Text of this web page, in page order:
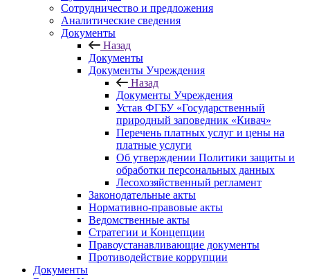
Сотрудничество и предложения
Аналитические сведения
Документы
Назад
Документы
Документы Учреждения
Назад
Документы Учреждения
Устав ФГБУ «Государственный
природный заповедник «Кивач»
Перечень платных услуг и цены на
платные услуги
Об утверждении Политики защиты и
обработки персональных данных
Лесохозяйственный регламент
Законодательные акты
Нормативно-правовые акты
Ведомственные акты
Стратегии и Концепции
Правоустанавливающие документы
Противодействие коррупции
Документы